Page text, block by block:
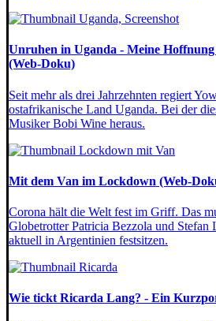
Unruhen in Uganda - Meine
(Web-Doku)
Seit mehr als drei Jahrzehnten regiert
ostafrikanische Land Uganda. Bei der
Musiker Bobi Wine heraus.
Mit dem Van im Lockdown (Web-
Corona hält die Welt fest im Griff. Das
Globetrotter Patricia Bezzola und Stefan
aktuell in Argentinien festsitzen.
Wie tickt Ricarda Lang? - Ein